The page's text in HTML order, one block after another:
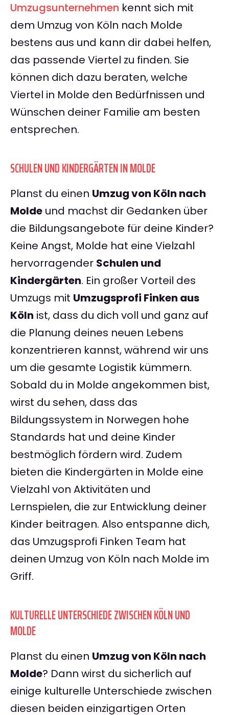
Umzugsunternehmen kennt sich mit
dem Umzug von Köln nach Molde
bestens aus und kann dir dabei helfen,
das passende Viertel zu finden. Sie
können dich dazu beraten, welche
Viertel in Molde den Bedürfnissen und
Wünschen deiner Familie am besten
entsprechen.
SCHULEN UND KINDERGÄRTEN IN MOLDE
Planst du einen Umzug von Köln nach
Molde und machst dir Gedanken über
die Bildungsangebote für deine Kinder?
Keine Angst, Molde hat eine Vielzahl
hervorragender Schulen und
Kindergärten. Ein großer Vorteil des
Umzugs mit Umzugsprofi Finken aus
Köln ist, dass du dich voll und ganz auf
die Planung deines neuen Lebens
konzentrieren kannst, während wir uns
um die gesamte Logistik kümmern.
Sobald du in Molde angekommen bist,
wirst du sehen, dass das
Bildungssystem in Norwegen hohe
Standards hat und deine Kinder
bestmöglich fördern wird. Zudem
bieten die Kindergärten in Molde eine
Vielzahl von Aktivitäten und
Lernspielen, die zur Entwicklung deiner
Kinder beitragen. Also entspanne dich,
das Umzugsprofi Finken Team hat
deinen Umzug von Köln nach Molde im
Griff.
KULTURELLE UNTERSCHIEDE ZWISCHEN KÖLN UND
MOLDE
Planst du einen Umzug von Köln nach
Molde? Dann wirst du sicherlich auf
einige kulturelle Unterschiede zwischen
diesen beiden einzigartigen Orten